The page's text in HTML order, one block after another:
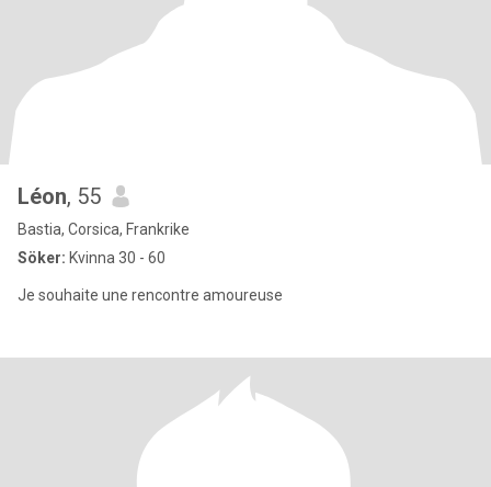
Léon, 55
Bastia, Corsica, Frankrike
Söker: Kvinna 30 - 60
Je souhaite une rencontre amoureuse